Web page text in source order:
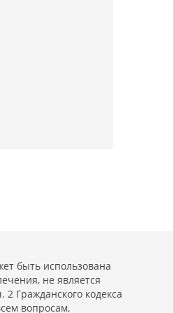
быть использована
не является
Гражданского кодекса
вопросам,